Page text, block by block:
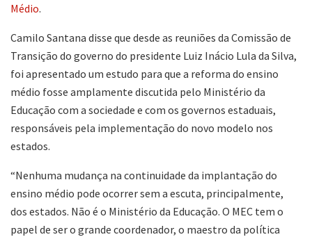
Médio.
Camilo Santana disse que desde as reuniões da Comissão de
Transição do governo do presidente Luiz Inácio Lula da Silva,
foi apresentado um estudo para que a reforma do ensino
médio fosse amplamente discutida pelo Ministério da
Educação com a sociedade e com os governos estaduais,
responsáveis pela implementação do novo modelo nos
estados.
“Nenhuma mudança na continuidade da implantação do
ensino médio pode ocorrer sem a escuta, principalmente,
dos estados. Não é o Ministério da Educação. O MEC tem o
papel de ser o grande coordenador, o maestro da política